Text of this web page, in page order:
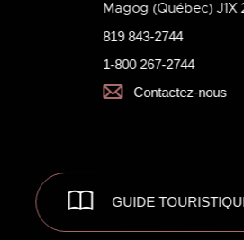
Magog (Québec) J1X
819 843-2744
1-800 267-2744
Contactez-nous
GUIDE